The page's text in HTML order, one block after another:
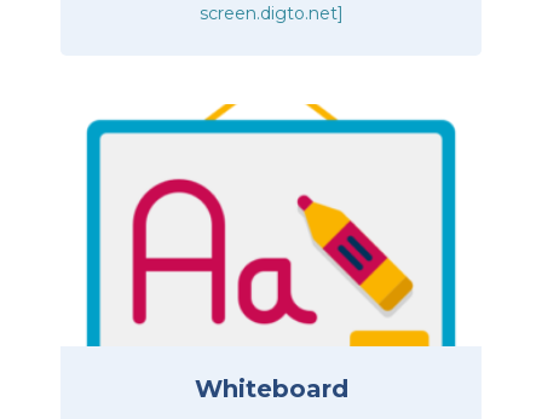
screen.digto.net]
Whiteboard